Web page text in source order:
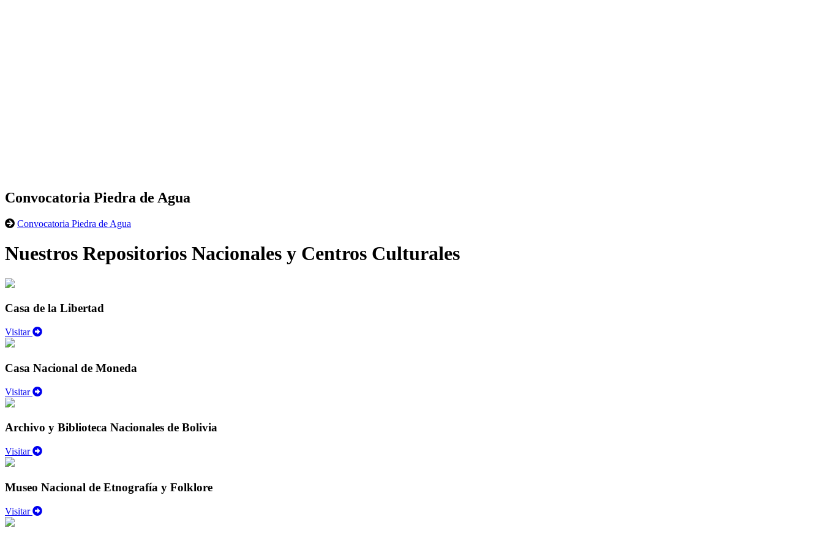
Convocatoria Piedra de Agua
Convocatoria Piedra de Agua
Nuestros Repositorios Nacionales y Centros Culturales
Casa de la Libertad
Visitar
Casa Nacional de Moneda
Visitar
Archivo y Biblioteca Nacionales de Bolivia
Visitar
Museo Nacional de Etnografía y Folklore
Visitar